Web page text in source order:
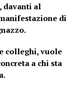
davanti al
di
colleghi, vuole
a chi sta